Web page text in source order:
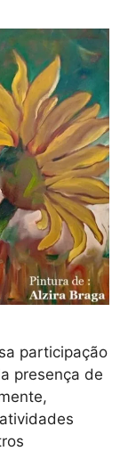
participação
presença de